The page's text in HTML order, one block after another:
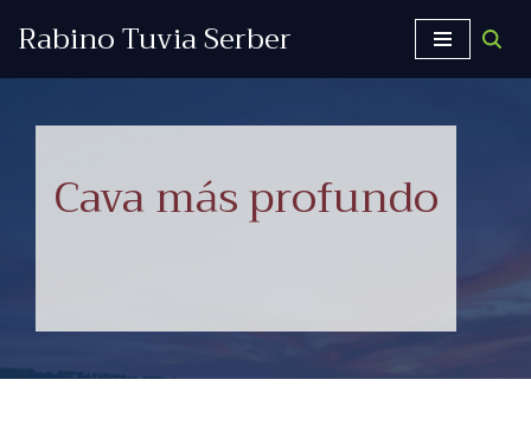
Rabino Tuvia Serber
Cava más profundo